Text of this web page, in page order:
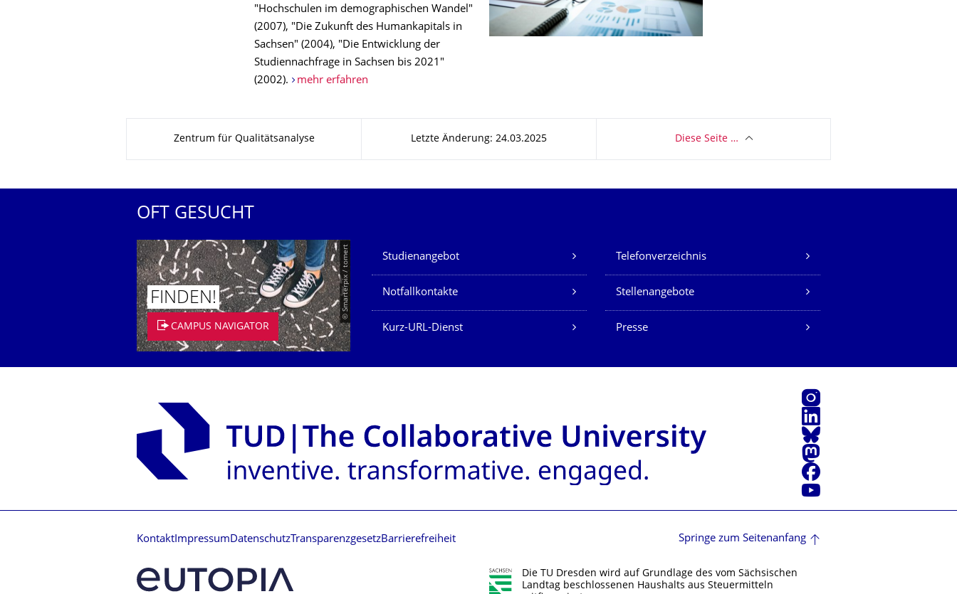
"Hochschulen im demographischen Wandel"
(2007), "Die Zukunft des Humankapitals in
Sachsen" (2004), "Die Entwicklung der
Studiennachfrage in Sachsen bis 2021"
(2002).
mehr erfahren
Zentrum für Qualitätsanalyse Letzte Änderung: 24.03.2025 Diese Seite …
OFT GESUCHT
© Smarterpix / tomert
FINDEN!
CAMPUS NAVIGATOR
Unsere Dienste
Studienangebot Telefonverzeichnis
Notfallkontakte Stellenangebote
Kurz-URL-Dienst Presse
Instagram
LinkedIn
Bluesky
Mastodon
Facebook
Youtube
Kontakt Impressum DatenschutzTransparenzgesetzBarrierefreiheit Springe zum Seitenanfang
Die TU Dresden wird auf Grundlage des vom Sächsischen
Landtag beschlossenen Haushalts aus Steuermitteln